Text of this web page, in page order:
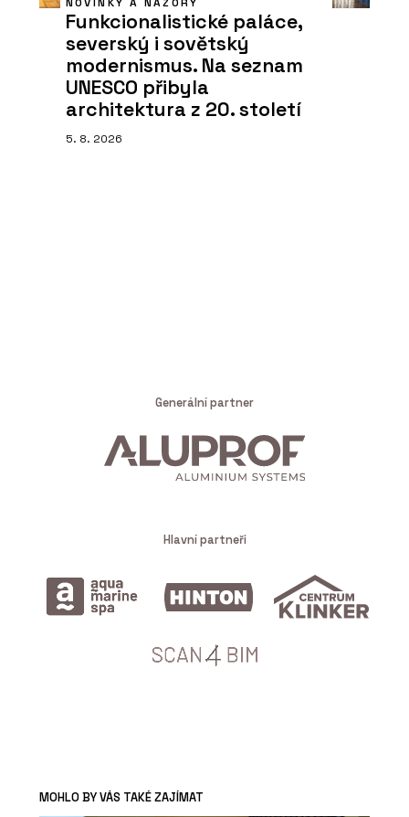
Funkcionalistické paláce,
severský i sovětský
modernismus. Na seznam
UNESCO přibyla
architektura z 20. století
5. 8. 2026
Generální partner
Hlavní partneři
MOHLO BY VÁS TAKÉ ZAJÍMAT